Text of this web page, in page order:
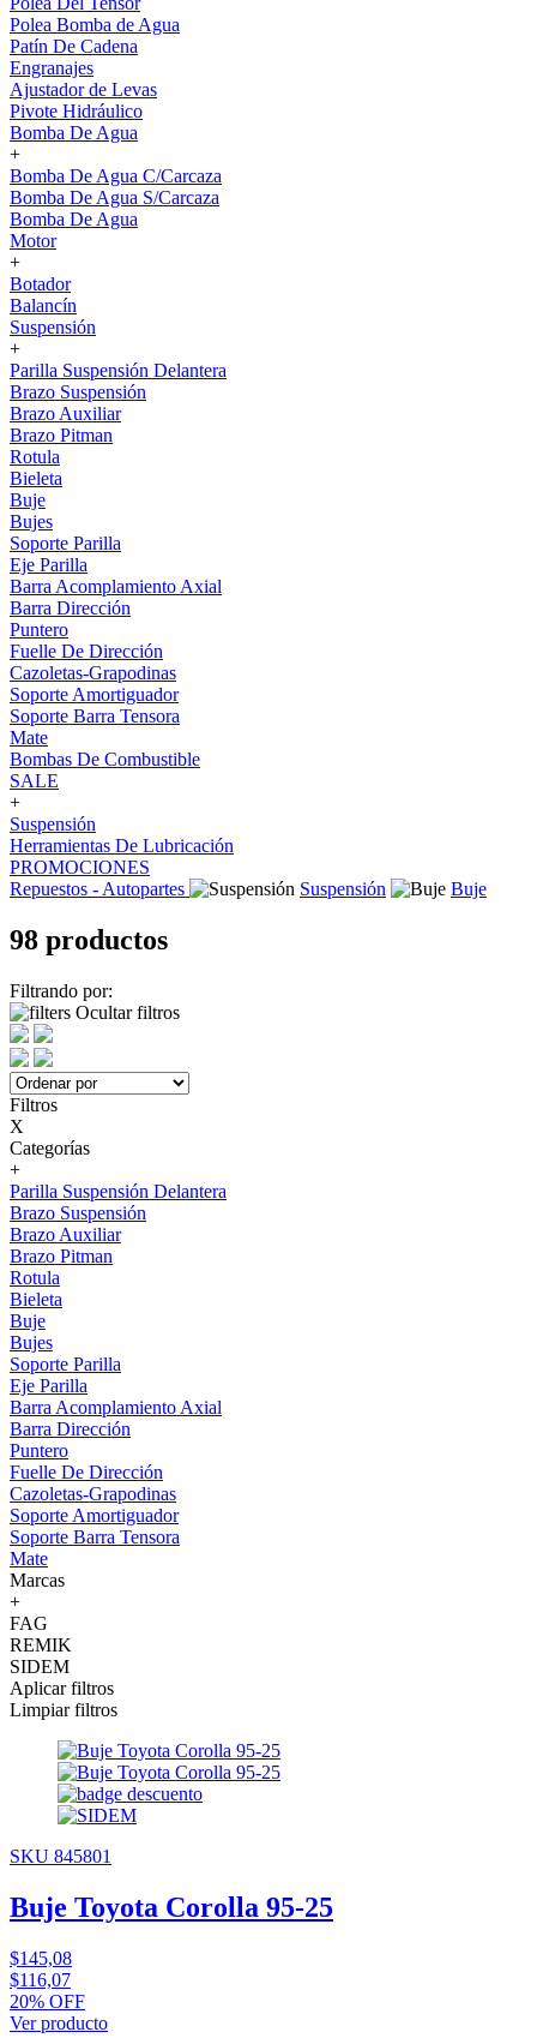
Polea Bomba de Agua
Patín De Cadena
Engranajes
Ajustador de Levas
Pivote Hidráulico
Bomba De Agua
+
Bomba De Agua C/Carcaza
Bomba De Agua S/Carcaza
Bomba De Agua
Motor
+
Botador
Balancín
Suspensión
+
Parilla Suspensión Delantera
Brazo Suspensión
Brazo Auxiliar
Brazo Pitman
Rotula
Bieleta
Buje
Bujes
Soporte Parilla
Eje Parilla
Barra Acomplamiento Axial
Barra Dirección
Puntero
Fuelle De Dirección
Cazoletas-Grapodinas
Soporte Amortiguador
Soporte Barra Tensora
Mate
Bombas De Combustible
SALE
+
Suspensión
Herramientas De Lubricación
PROMOCIONES
Repuestos - Autopartes
Suspensión Buje
98 productos
Filtrando por:
Ocultar filtros
Filtros
X
Categorías
+
Parilla Suspensión Delantera
Brazo Suspensión
Brazo Auxiliar
Brazo Pitman
Rotula
Bieleta
Buje
Bujes
Soporte Parilla
Eje Parilla
Barra Acomplamiento Axial
Barra Dirección
Puntero
Fuelle De Dirección
Cazoletas-Grapodinas
Soporte Amortiguador
Soporte Barra Tensora
Mate
Marcas
+
FAG
REMIK
SIDEM
Aplicar filtros
Limpiar filtros
SKU 845801
Buje Toyota Corolla 95-25
$145,08
$116,07
20% OFF
Ver producto